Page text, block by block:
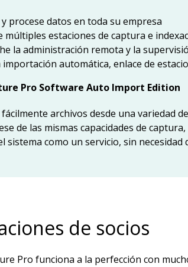
procese datos en toda su empresa
múltiples estaciones de captura e
la administración remota y la
importación automática, enlace de
Pro Software Auto Import Edition
archivos desde una variedad
de las mismas capacidades de
sistema como un servicio, sin necesidad
de socios
Pro funciona a la perfección con